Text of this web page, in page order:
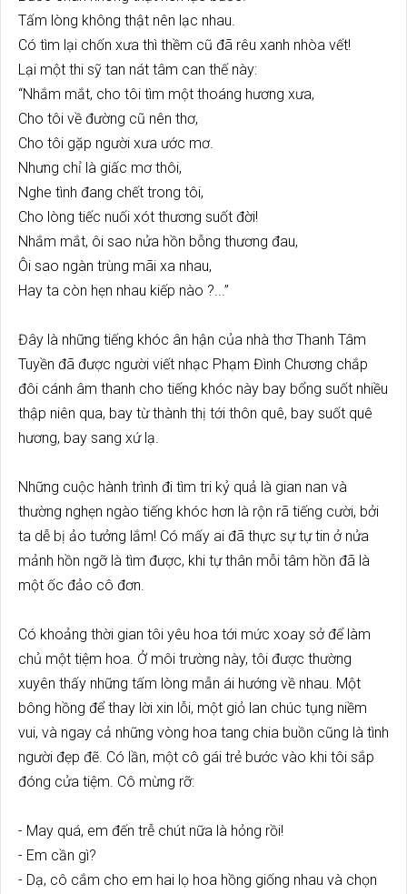
Tấm lòng không thật nên lạc nhau.
Có tìm lại chốn xưa thì thềm cũ đã rêu xanh nhòa vết!
Lại một thi sỹ tan nát tâm can thế này:
“Nhắm mắt, cho tôi tìm một thoáng hương xưa,
Cho tôi về đường cũ nên thơ,
Cho tôi gặp người xưa ước mơ.
Nhưng chỉ là giấc mơ thôi,
Nghe tình đang chết trong tôi,
Cho lòng tiếc nuối xót thương suốt đời!
Nhắm mắt, ôi sao nửa hồn bỗng thương đau,
Ôi sao ngàn trùng mãi xa nhau,
Hay ta còn hẹn nhau kiếp nào ?...”
Đây là những tiếng khóc ân hận của nhà thơ Thanh Tâm
Tuyền đã được người viết nhạc Phạm Đình Chương chắp
đôi cánh âm thanh cho tiếng khóc này bay bổng suốt nhiều
thập niên qua, bay từ thành thị tới thôn quê, bay suốt quê
hương, bay sang xứ lạ.
Những cuộc hành trình đi tìm tri kỷ quả là gian nan và
thường nghẹn ngào tiếng khóc hơn là rộn rã tiếng cười, bởi
ta dễ bị ảo tưởng lắm! Có mấy ai đã thực sự tự tin ở nửa
mảnh hồn ngỡ là tìm được, khi tự thân mỗi tâm hồn đã là
một ốc đảo cô đơn.
Có khoảng thời gian tôi yêu hoa tới mức xoay sở để làm
chủ một tiệm hoa. Ở môi trường này, tôi được thường
xuyên thấy những tấm lòng mẫn ái hướng về nhau. Một
bông hồng để thay lời xin lỗi, một giỏ lan chúc tụng niềm
vui, và ngay cả những vòng hoa tang chia buồn cũng là tình
người đẹp đẽ. Có lần, một cô gái trẻ bước vào khi tôi sắp
đóng cửa tiệm. Cô mừng rỡ:
- May quá, em đến trễ chút nữa là hỏng rồi!
- Em cần gì?
- Dạ, cô cắm cho em hai lọ hoa hồng giống nhau và chọn